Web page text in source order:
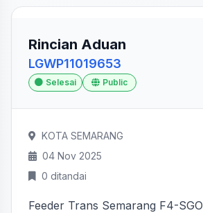
Rincian Aduan
LGWP11019653
Selesai Public
KOTA SEMARANG
04 Nov 2025
0 ditandai
Feeder Trans Semarang F4-